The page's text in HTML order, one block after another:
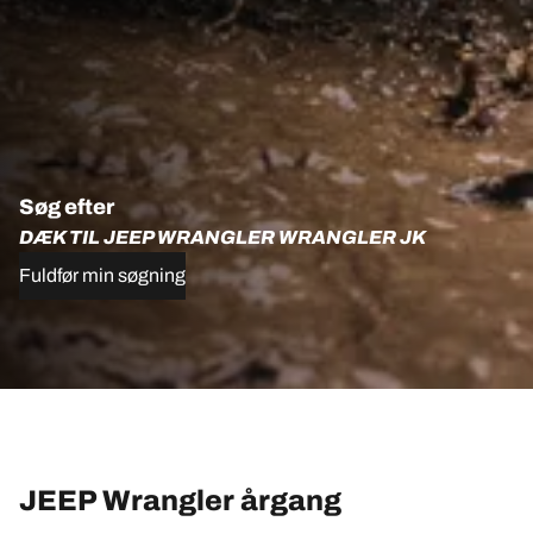
Søg efter
DÆK TIL JEEP WRANGLER WRANGLER JK
Fuldfør min søgning
JEEP Wrangler årgang